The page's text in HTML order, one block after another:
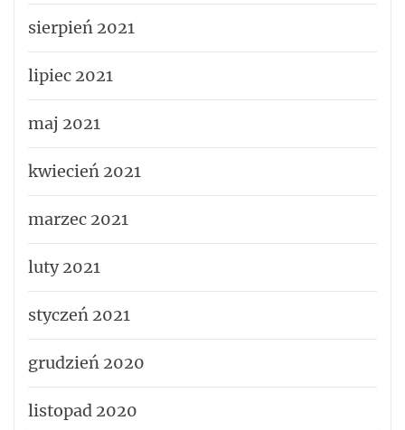
sierpień 2021
lipiec 2021
maj 2021
kwiecień 2021
marzec 2021
luty 2021
styczeń 2021
grudzień 2020
listopad 2020